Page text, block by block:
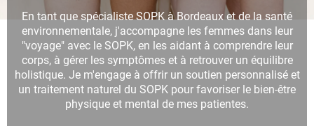
En tant que spécialiste SOPK à Bordeaux et de la santé
environnementale, j'accompagne les femmes dans leur
"voyage" avec le SOPK, en les aidant à comprendre leur
corps, à gérer les symptômes et à retrouver un équilibre
holistique. Je m'engage à offrir un soutien personnalisé et
un traitement naturel du SOPK pour favoriser le bien-être
physique et mental de mes patientes.